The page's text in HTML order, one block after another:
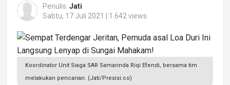
Penulis: Jati
Sabtu, 17 Juli 2021 | 1.642 views
Koordinator Unit Siaga SAR Samarinda Riqi Efendi, bersama tim
melakukan pencarian. (Jati/Presisi.co)